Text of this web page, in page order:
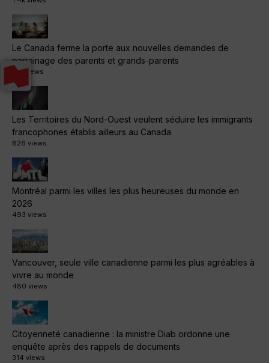
Le Canada ferme la porte aux nouvelles demandes de
parrainage des parents et grands-parents
1.1k views
Les Territoires du Nord-Ouest veulent séduire les immigrants
francophones établis ailleurs au Canada
826 views
Montréal parmi les villes les plus heureuses du monde en
2026
493 views
Vancouver, seule ville canadienne parmi les plus agréables à
vivre au monde
480 views
Citoyenneté canadienne : la ministre Diab ordonne une
enquête après des rappels de documents
314 views